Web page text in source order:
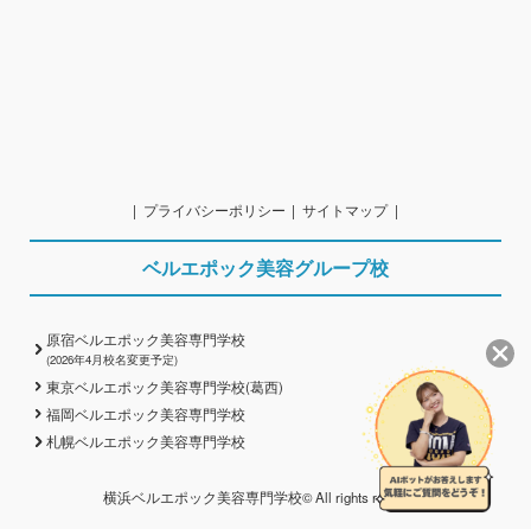
プライバシーポリシー サイトマップ
ベルエポック美容グループ校
原宿ベルエポック美容専門学校
(2026年4月校名変更予定)
東京ベルエポック美容専門学校(葛西)
福岡ベルエポック美容専門学校
札幌ベルエポック美容専門学校
横浜ベルエポック美容専門学校© All rights reserved.